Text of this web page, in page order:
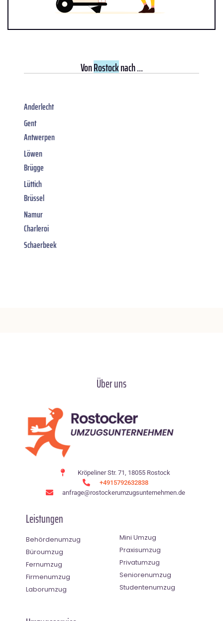
VonRostocknach ...
Anderlecht
Gent
Antwerpen
Löwen
Brügge
Lüttich
Brüssel
Namur
Charleroi
Schaerbeek
Über uns
Kröpeliner Str. 71, 18055 Rostock
+4915792632838
anfrage@rostockerumzugsunternehmen.de
Leistungen
Behördenumzug
Büroumzug
Fernumzug
Firmenumzug
Laborumzug
Mini Umzug
Praxisumzug
Privatumzug
Seniorenumzug
Studentenumzug